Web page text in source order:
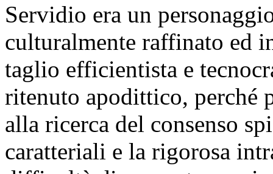
Servidio era un
culturalmente raffinato ed
taglio efficientista e
ritenuto apodittico, perché
alla ricerca del consenso
caratteriali e la rigorosa